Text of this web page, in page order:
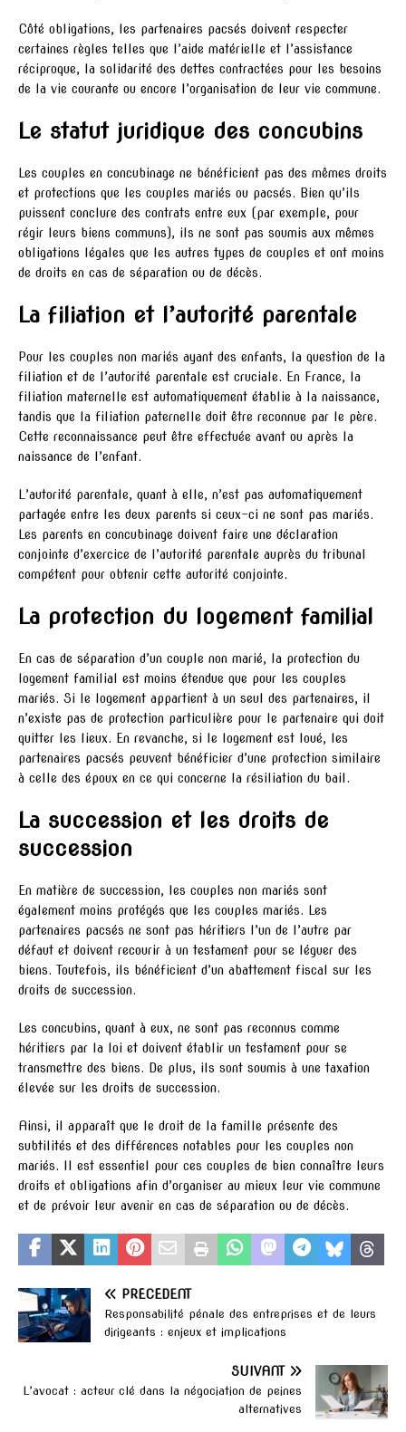
Côté obligations, les partenaires pacsés doivent respecter
certaines règles telles que l’aide matérielle et l’assistance
réciproque, la solidarité des dettes contractées pour les besoins
de la vie courante ou encore l’organisation de leur vie commune.
Le statut juridique des concubins
Les couples en concubinage ne bénéficient pas des mêmes droits
et protections que les couples mariés ou pacsés. Bien qu’ils
puissent conclure des contrats entre eux (par exemple, pour
régir leurs biens communs), ils ne sont pas soumis aux mêmes
obligations légales que les autres types de couples et ont moins
de droits en cas de séparation ou de décès.
La filiation et l’autorité parentale
Pour les couples non mariés ayant des enfants, la question de la
filiation et de l’autorité parentale est cruciale. En France, la
filiation maternelle est automatiquement établie à la naissance,
tandis que la filiation paternelle doit être reconnue par le père.
Cette reconnaissance peut être effectuée avant ou après la
naissance de l’enfant.
L’autorité parentale, quant à elle, n’est pas automatiquement
partagée entre les deux parents si ceux-ci ne sont pas mariés.
Les parents en concubinage doivent faire une déclaration
conjointe d’exercice de l’autorité parentale auprès du tribunal
compétent pour obtenir cette autorité conjointe.
La protection du logement familial
En cas de séparation d’un couple non marié, la protection du
logement familial est moins étendue que pour les couples
mariés. Si le logement appartient à un seul des partenaires, il
n’existe pas de protection particulière pour le partenaire qui doit
quitter les lieux. En revanche, si le logement est loué, les
partenaires pacsés peuvent bénéficier d’une protection similaire
à celle des époux en ce qui concerne la résiliation du bail.
La succession et les droits de
succession
En matière de succession, les couples non mariés sont
également moins protégés que les couples mariés. Les
partenaires pacsés ne sont pas héritiers l’un de l’autre par
défaut et doivent recourir à un testament pour se léguer des
biens. Toutefois, ils bénéficient d’un abattement fiscal sur les
droits de succession.
Les concubins, quant à eux, ne sont pas reconnus comme
héritiers par la loi et doivent établir un testament pour se
transmettre des biens. De plus, ils sont soumis à une taxation
élevée sur les droits de succession.
Ainsi, il apparaît que le droit de la famille présente des
subtilités et des différences notables pour les couples non
mariés. Il est essentiel pour ces couples de bien connaître leurs
droits et obligations afin d’organiser au mieux leur vie commune
et de prévoir leur avenir en cas de séparation ou de décès.
PRÉCÉDENT
Responsabilité pénale des entreprises et de leurs
dirigeants : enjeux et implications
SUIVANT
L’avocat : acteur clé dans la négociation de peines
alternatives